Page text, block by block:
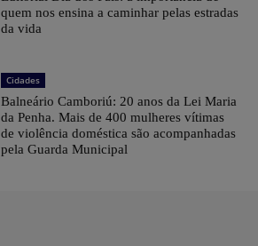
quem nos ensina a caminhar pelas estradas
da vida
Cidades
Balneário Camboriú: 20 anos da Lei Maria
da Penha. Mais de 400 mulheres vítimas
de violência doméstica são acompanhadas
pela Guarda Municipal